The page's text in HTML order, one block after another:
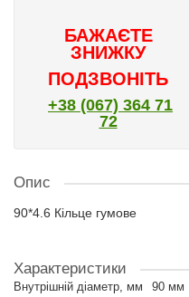
БАЖАЄТЕ
ЗНИЖКУ
ПОДЗВОНІТЬ
+38 (067) 364 71
72
Опис
90*4.6 Кільце гумове
Характеристики
Внутрішній діаметр, мм
90 мм